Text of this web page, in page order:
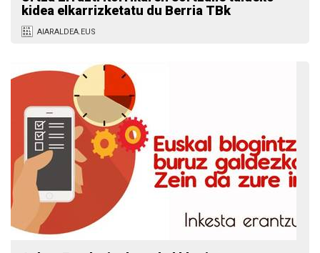
kidea elkarrizketatu du Berria TBk
AIARALDEA.EUS